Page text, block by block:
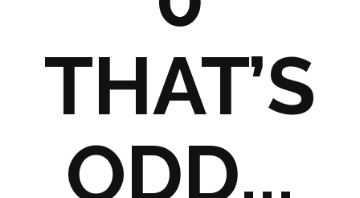
THAT’S
ODD...